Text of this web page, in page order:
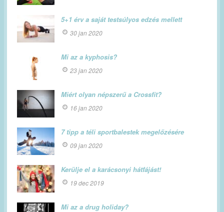
5+1 érv a saját testsúlyos edzés mellett
30 jan 2020
Mi az a kyphosis?
23 jan 2020
Miért olyan népszerű a Crossfit?
16 jan 2020
7 tipp a téli sportbalestek megelőzésére
09 jan 2020
Kerülje el a karácsonyi hátfájást!
19 dec 2019
Mi az a drug holiday?